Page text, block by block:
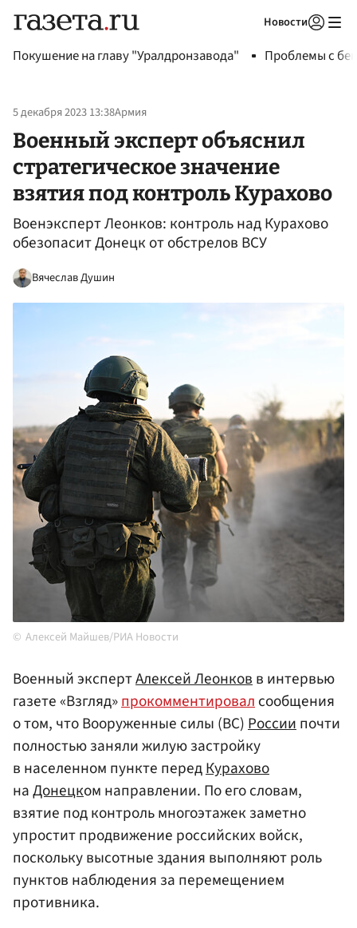
Новости
Покушение на главу "Уралдронзавода" Проблемы с
5 декабря 2023 13:38Армия
Военный эксперт объяснил
стратегическое значение
взятия под контроль Курахово
Военэксперт Леонков: контроль над Курахово
обезопасит Донецк от обстрелов ВСУ
Вячеслав Душин
Алексей Майшев/РИА Новости
Военный экспертАлексей Леонковв интервью
газете «Взгляд»прокомментировалсообщения
о том, что Вооруженные силы (ВС)Россиипочти
полностью заняли жилую застройку
в населенном пункте передКурахово
наДонецком направлении. По его словам,
взятие под контроль многоэтажек заметно
упростит продвижение российских войск,
поскольку высотные здания выполняют роль
пунктов наблюдения за перемещением
противника.